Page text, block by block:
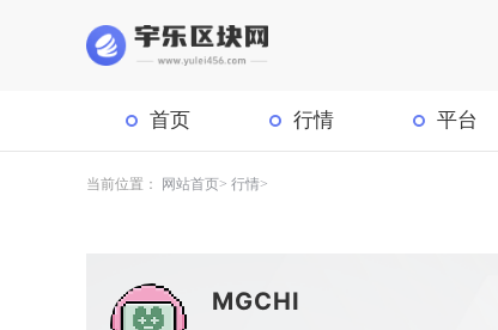
首页 行情 平台
当前位置： 网站首页 行情
MGCHI